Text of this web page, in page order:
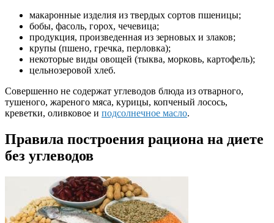
макаронные изделия из твердых сортов пшеницы;
бобы, фасоль, горох, чечевица;
продукция, произведенная из зерновых и злаков;
крупы (пшено, гречка, перловка);
некоторые виды овощей (тыква, морковь, картофель);
цельнозеровой хлеб.
Совершенно не содержат углеводов блюда из отварного,
тушеного, жареного мяса, курицы, копченый лосось,
креветки, оливковое и подсолнечное масло.
Правила построения рациона на диете
без углеводов